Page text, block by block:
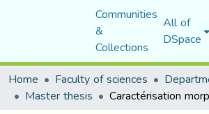
Communities
&
Collections
All of
DSpace
Home
Faculty of sciences
Master thesis